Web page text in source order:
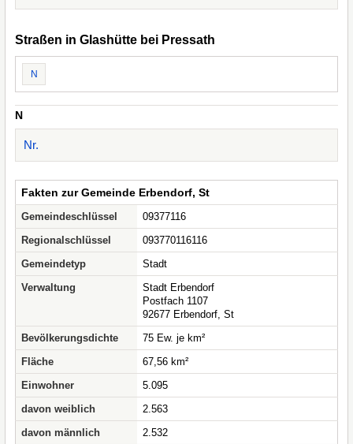
Straßen in Glashütte bei Pressath
N
N
Nr.
Fakten zur Gemeinde Erbendorf, St
Gemeindeschlüssel
09377116
Regionalschlüssel
093770116116
Gemeindetyp
Stadt
Verwaltung
Stadt Erbendorf
Postfach 1107
92677 Erbendorf, St
Bevölkerungsdichte
75 Ew. je km²
Fläche
67,56 km²
Einwohner
5.095
davon weiblich
2.563
davon männlich
2.532